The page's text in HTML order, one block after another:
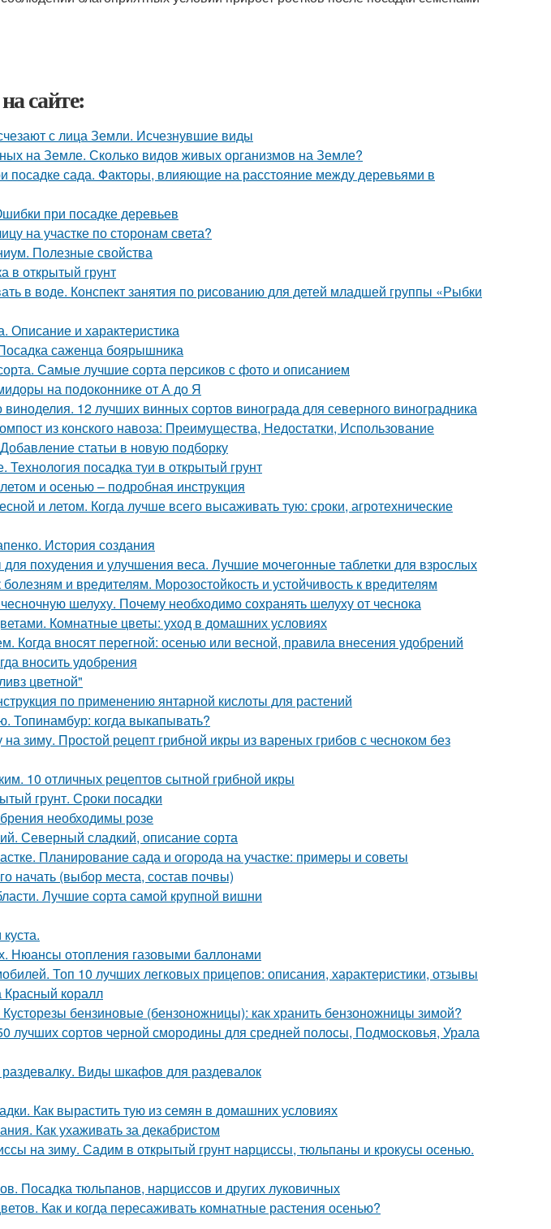
сайте:
с лица Земли. Исчезнувшие виды
на Земле. Сколько видов живых организмов на Земле?
посадке сада. Факторы, влияющие на расстояние между деревьями в
при посадке деревьев
на участке по сторонам света?
Полезные свойства
в открытый грунт
в воде. Конспект занятия по рисованию для детей младшей группы «Рыбки
Описание и характеристика
саженца боярышника
Самые лучшие сорта персиков с фото и описанием
на подоконнике от А до Я
12 лучших винных сортов винограда для северного виноградника
из конского навоза: Преимущества, Недостатки, Использование
статьи в новую подборку
Технология посадка туи в открытый грунт
и осенью – подробная инструкция
и летом. Когда лучше всего высаживать тую: сроки, агротехнические
История создания
похудения и улучшения веса. Лучшие мочегонные таблетки для взрослых
и вредителям. Морозостойкость и устойчивость к вредителям
шелуху. Почему необходимо сохранять шелуху от чеснока
Комнатные цветы: уход в домашних условиях
Когда вносят перегной: осенью или весной, правила внесения удобрений
вносить удобрения
цветной"
по применению янтарной кислоты для растений
Топинамбур: когда выкапывать?
на зиму. Простой рецепт грибной икры из вареных грибов с чесноком без
10 отличных рецептов сытной грибной икры
грунт. Сроки посадки
необходимы розе
Северный сладкий, описание сорта
Планирование сада и огорода на участке: примеры и советы
начать (выбор места, состав почвы)
Лучшие сорта самой крупной вишни
Нюансы отопления газовыми баллонами
Топ 10 лучших легковых прицепов: описания, характеристики, отзывы
Красный коралл
бензиновые (бензоножницы): как хранить бензоножницы зимой?
лучших сортов черной смородины для средней полосы, Подмосковья, Урала
Виды шкафов для раздевалок
Как вырастить тую из семян в домашних условиях
Как ухаживать за декабристом
на зиму. Садим в открытый грунт нарциссы, тюльпаны и крокусы осенью.
Посадка тюльпанов, нарциссов и других луковичных
Как и когда пересаживать комнатные растения осенью?